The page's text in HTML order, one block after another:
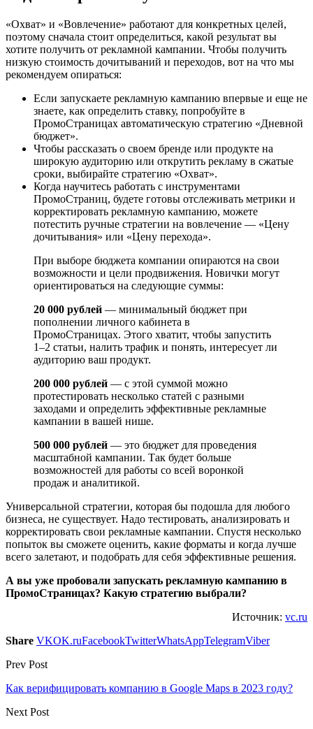
«Охват» и «Вовлечение» работают для конкретных целей,
поэтому сначала стоит определиться, какой результат вы
хотите получить от рекламной кампании. Чтобы получить
низкую стоимость дочитываний и переходов, вот на что мы
рекомендуем опираться:
Если запускаете рекламную кампанию впервые и еще не
знаете, как определить ставку, попробуйте в
ПромоСтраницах автоматическую стратегию «Дневной
бюджет».
Чтобы рассказать о своем бренде или продукте на
широкую аудиторию или открутить рекламу в сжатые
сроки, выбирайте стратегию «Охват».
Когда научитесь работать с инструментами
ПромоСтраниц, будете готовы отслеживать метрики и
корректировать рекламную кампанию, можете
потестить ручные стратегии на вовлечение — «Цену
дочитывания» или «Цену перехода».
При выборе бюджета компании опираются на свои
возможности и цели продвижения. Новички могут
ориентироваться на следующие суммы:
20 000 рублей — минимальный бюджет при
пополнении личного кабинета в
ПромоСтраницах. Этого хватит, чтобы запустить
1–2 статьи, налить трафик и понять, интересует ли
аудиторию ваш продукт.
200 000 рублей — с этой суммой можно
протестировать несколько статей с разными
заходами и определить эффективные рекламные
кампании в вашей нише.
500 000 рублей — это бюджет для проведения
масштабной кампании. Так будет больше
возможностей для работы со всей воронкой
продаж и аналитикой.
Универсальной стратегии, которая бы подошла для любого
бизнеса, не существует. Надо тестировать, анализировать и
корректировать свои рекламные кампании. Спустя несколько
попыток вы сможете оценить, какие форматы и когда лучше
всего залетают, и подобрать для себя эффективные решения.
А вы уже пробовали запускать рекламную кампанию в
ПромоСтраницах? Какую стратегию выбрали?
Источник: vc.ru
Share VKOK.ruFacebookTwitterWhatsAppTelegramViber
Prev Post
Как верифицировать компанию в Google Maps в 2023 году?
Next Post